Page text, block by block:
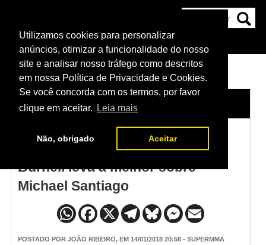
Utilizamos cookies para personalizar
anúncios, otimizar a funcionalidade do nosso
site e analisar nosso tráfego como descritos
em nossa Política de Privacidade e Cookies.
Se você concorda com os termos, por favor
clique em aceitar.
Leia mais
Não, obrigado Aceitar
NOTÍCIAS
HOME NOTÍCIAS
Resultado UFC St. Louis - Mads
Burnell leva a melhor sobre
Michael Santiago
POSTADO POR JOÃO RIBEIRO, EM 14/01/2018 20:58 - SUPERMMA